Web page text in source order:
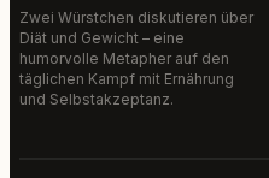
Zwei Würstchen diskutieren über
Diät und Gewicht – eine
humorvolle Metapher auf den
täglichen Kampf mit Ernährung
und Selbstakzeptanz.